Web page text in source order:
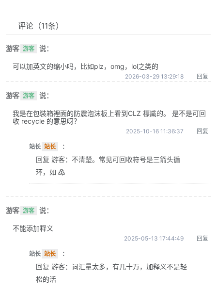
评论 （11条）
游客 游客 说：
可以加英文的缩小吗，比如plz，omg，lol之类的
2026-03-29 13:29:18 回复
游客 游客 说：
我是在包裝箱裡面的防震泡沫板上看到CLZ 標識的。 是不是可回
收 recycle 的意思呀？
2025-10-16 11:36:37 回复
站长 站长 ：
回复 游客：不清楚。常见可回收符号是三箭头循
环，如 ♴
游客 游客 说：
不能添加释义
2025-05-13 17:44:49 回复
站长 站长 ：
回复 游客：词汇量太多，有几十万，加释义不是轻
松的活